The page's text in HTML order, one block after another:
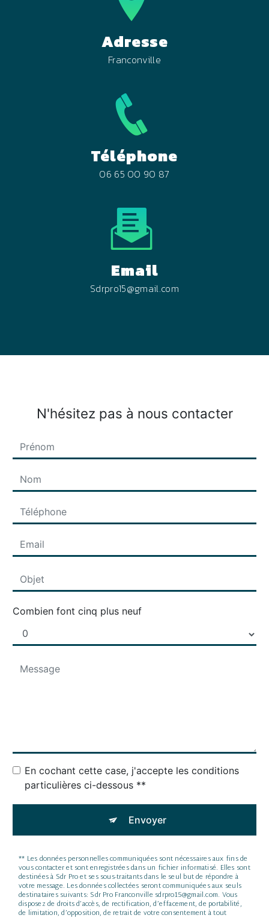
Adresse
Franconville
Téléphone
06 65 00 90 87
Email
sdrpro15@gmail.com
N'hésitez pas à nous contacter
Combien font cinq plus neuf
En cochant cette case, j'accepte les conditions
particulières ci-dessous **
Envoyer
** Les données personnelles communiquées sont nécessaires aux fins de
vous contacter et sont enregistrées dans un fichier informatisé. Elles sont
destinées à Sdr Pro et ses sous-traitants dans le seul but de répondre à
votre message. Les données collectées seront communiquées aux seuls
destinataires suivants: Sdr Pro Franconville sdrpro15@gmail.com. Vous
disposez de droits d’accès, de rectification, d’effacement, de portabilité,
de limitation, d’opposition, de retrait de votre consentement à tout